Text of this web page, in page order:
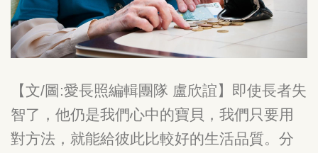
【文/圖:愛長照編輯團隊 盧欣誼】即使長者失
智了，他仍是我們心中的寶貝，我們只要用
對方法，就能給彼此比較好的生活品質。分